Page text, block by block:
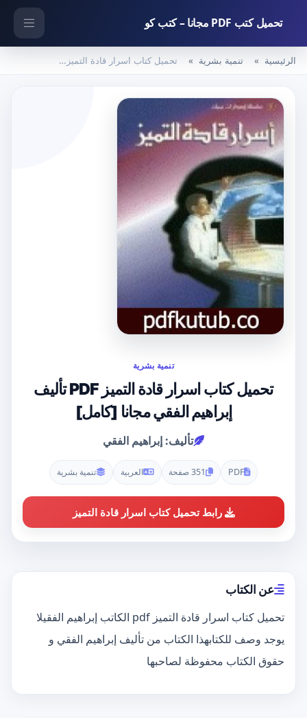
تحميل كتب PDF مجانا – كتب كو
الرئيسية تنمية بشرية تحميل كتاب اسرار قادة التميز PDF تأليف إبراهيم الفقي مجانا [كامل]
تنمية بشرية
تحميل كتاب اسرار قادة التميز PDF تأليف
إبراهيم الفقي مجانا [كامل]
تأليف: إبراهيم الفقي
PDF 351 صفحة العربية تنمية بشرية
رابط تحميل كتاب اسرار قادة التميز
عن الكتاب
تحميل كتاب اسرار قادة التميز pdf الكاتب إبراهيم الفقيلا
يوجد وصف للكتابهذا الكتاب من تأليف إبراهيم الفقي و
حقوق الكتاب محفوظة لصاحبها